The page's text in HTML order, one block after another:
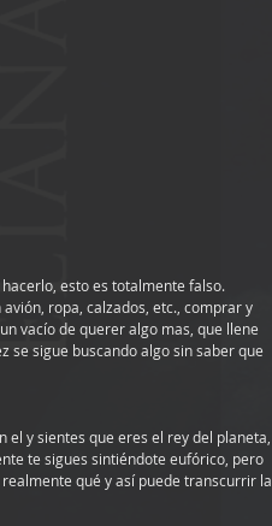
esto es totalmente falso.
ropa, calzados, etc., comprar y
vacío de querer algo mas, que llene
se sigue buscando algo sin saber que
el y sientes que eres el rey del planeta,
te sigues sintiéndote eufórico, pero
qué y así puede transcurrir la